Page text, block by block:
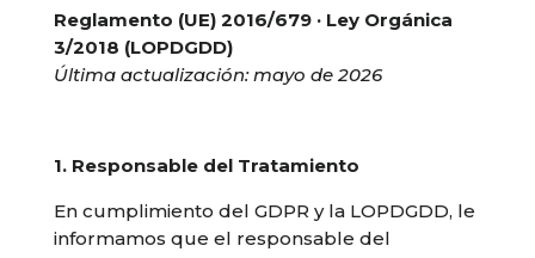
Reglamento (UE) 2016/679 · Ley Orgánica
3/2018 (LOPDGDD)
Última actualización: mayo de 2026
1. Responsable del Tratamiento
En cumplimiento del GDPR y la LOPDGDD, le
informamos que el responsable del